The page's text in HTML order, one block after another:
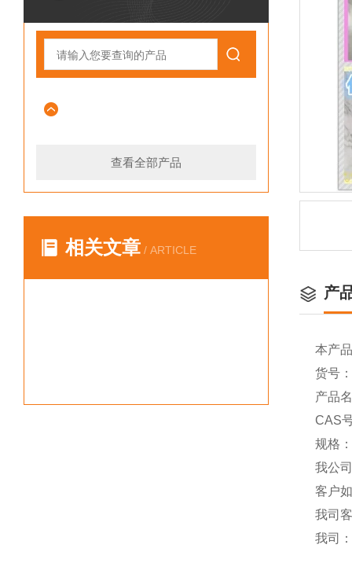
查看全部产品
相关文章 / ARTICLE
产
本产
货号
产品
CAS
规格
我公
客户
我司
我司